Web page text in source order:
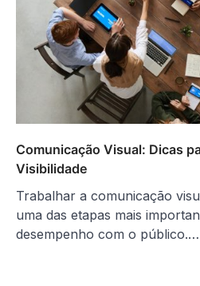
Comunicação Visual: Dicas
Visibilidade
Trabalhar a comunicação
uma das etapas mais
desempenho com o público.…